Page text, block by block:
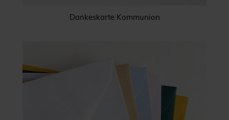
Dankeskarte Kommunion